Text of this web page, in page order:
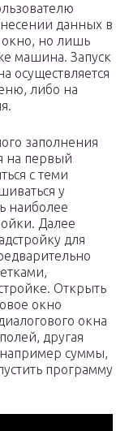
данных в
но лишь
машина. Запуск
осуществляется
либо на
заполнения
на первый
с теми
у
наиболее
Далее
для
Открыть
окно
окна
другая
например суммы,
программу